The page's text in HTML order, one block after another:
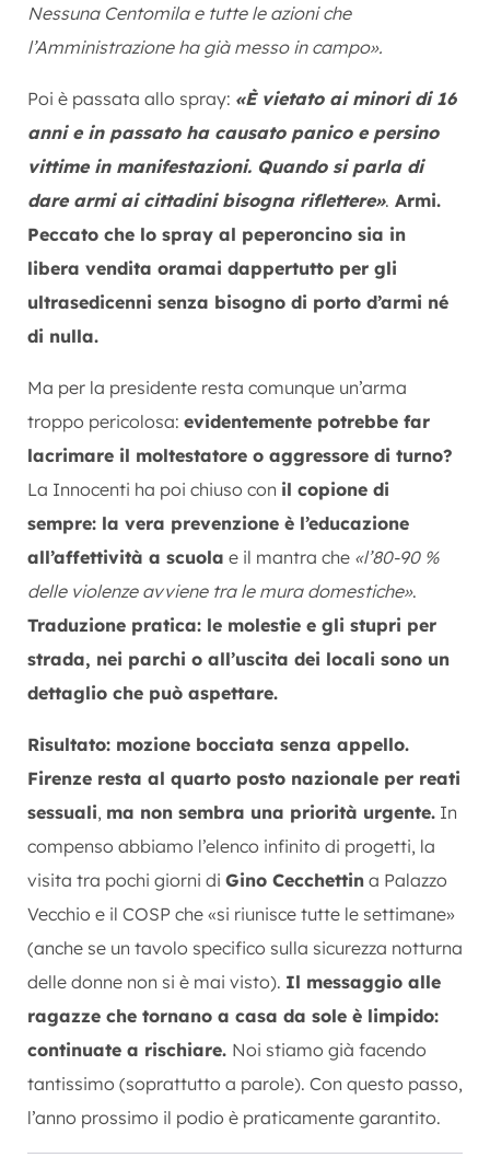
Nessuna Centomila e tutte le azioni che
l’Amministrazione ha già messo in campo».
Poi è passata allo spray: «È vietato ai minori di 16
anni e in passato ha causato panico e persino
vittime in manifestazioni. Quando si parla di
dare armi ai cittadini bisogna riflettere». Armi.
Peccato che lo spray al peperoncino sia in
libera vendita oramai dappertutto per gli
ultrasedicenni senza bisogno di porto d’armi né
di nulla.
Ma per la presidente resta comunque un’arma
troppo pericolosa: evidentemente potrebbe far
lacrimare il moltestatore o aggressore di turno?
La Innocenti ha poi chiuso con il copione di
sempre: la vera prevenzione è l’educazione
all’affettività a scuola e il mantra che «l’80-90 %
delle violenze avviene tra le mura domestiche».
Traduzione pratica: le molestie e gli stupri per
strada, nei parchi o all’uscita dei locali sono un
dettaglio che può aspettare.
Risultato: mozione bocciata senza appello.
Firenze resta al quarto posto nazionale per reati
sessuali, ma non sembra una priorità urgente. In
compenso abbiamo l’elenco infinito di progetti, la
visita tra pochi giorni di Gino Cecchettin a Palazzo
Vecchio e il COSP che «si riunisce tutte le settimane»
(anche se un tavolo specifico sulla sicurezza notturna
delle donne non si è mai visto). Il messaggio alle
ragazze che tornano a casa da sole è limpido:
continuate a rischiare. Noi stiamo già facendo
tantissimo (soprattutto a parole). Con questo passo,
l’anno prossimo il podio è praticamente garantito.